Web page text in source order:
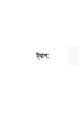
ট্যাগ: